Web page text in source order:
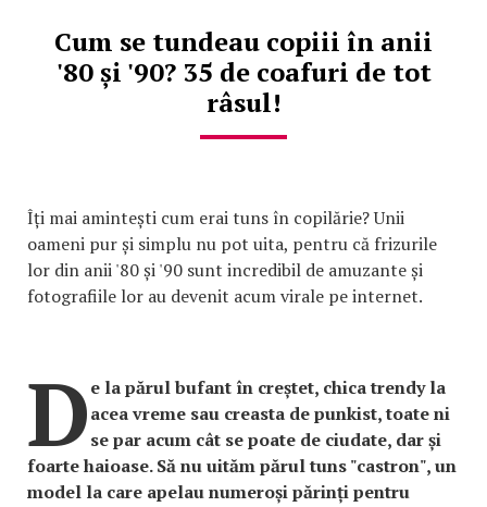
Cum se tundeau copiii în anii
'80 și '90? 35 de coafuri de tot
râsul!
Îți mai amintești cum erai tuns în copilărie? Unii
oameni pur și simplu nu pot uita, pentru că frizurile
lor din anii '80 și '90 sunt incredibil de amuzante și
fotografiile lor au devenit acum virale pe internet.
De la părul bufant în creștet, chica trendy la
acea vreme sau creasta de punkist, toate ni
se par acum cât se poate de ciudate, dar și
foarte haioase. Să nu uităm părul tuns "castron", un
model la care apelau numeroși părinți pentru